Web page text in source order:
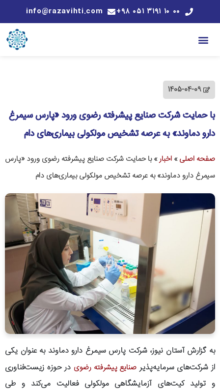
۰۰ ۱۰ ۳۱۹۱ ۰۵۱ ۹۸+ info@razavihti.com
1405-04-09
با حمایت شرکت صنایع پیشرفته رضوی ورود «پارس سیمرغ
دارو دماوند» به عرصه تشخیص مولکولی بیماری‌های دام
صفحه اصلی» اخبار»با حمایت شرکت صنایع پیشرفته رضوی ورود «پارس
سیمرغ دارو دماوند» به عرصه تشخیص مولکولی بیماری‌های دام
به گزارش آستان نیوز، شرکت پارس سیمرغ دارو دماوند به عنوان یکی
از شرکت‌های سرمایه‌پذیر صنایع پیشرفته رضوی در حوزه زیست‌فناوری
و تولید کیت‌های آزمایشگاهی مولکولی فعالیت می‌کند و طی